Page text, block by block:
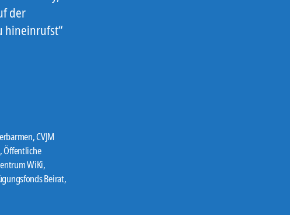
der
hineinrufst“
,CVJM
,Öffentliche
WiKi,
Beirat,